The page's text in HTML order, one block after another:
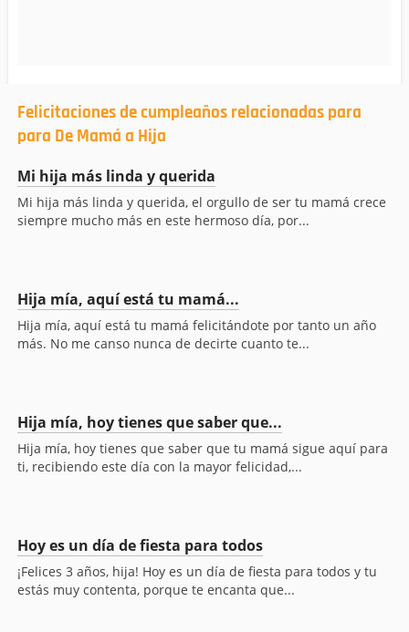
Felicitaciones de cumpleaños relacionadas para
para De Mamá a Hija
Mi hija más linda y querida
Mi hija más linda y querida, el orgullo de ser tu mamá crece
siempre mucho más en este hermoso día, por...
Hija mía, aquí está tu mamá...
Hija mía, aquí está tu mamá felicitándote por tanto un año
más. No me canso nunca de decirte cuanto te...
Hija mía, hoy tienes que saber que...
Hija mía, hoy tienes que saber que tu mamá sigue aquí para
ti, recibiendo este día con la mayor felicidad,...
Hoy es un día de fiesta para todos
¡Felices 3 años, hija! Hoy es un día de fiesta para todos y tu
estás muy contenta, porque te encanta que...